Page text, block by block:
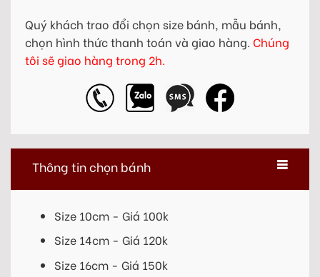
Quý khách trao đổi chọn size bánh, mẫu bánh,
chọn hình thức thanh toán và giao hàng. Chúng
tôi sẽ giao hàng trong 2h.
Thông tin chọn bánh
Size 10cm - Giá 100k
Size 14cm - Giá 120k
Size 16cm - Giá 150k